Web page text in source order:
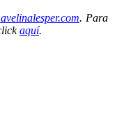
. Para
aquí.